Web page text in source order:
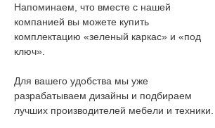
Напоминаем, что вместе с нашей
компанией вы можете купить
комплектацию «зеленый каркас» и «под
ключ».
Для вашего удобства мы уже
разрабатываем дизайны и подбираем
лучших производителей мебели и техники.